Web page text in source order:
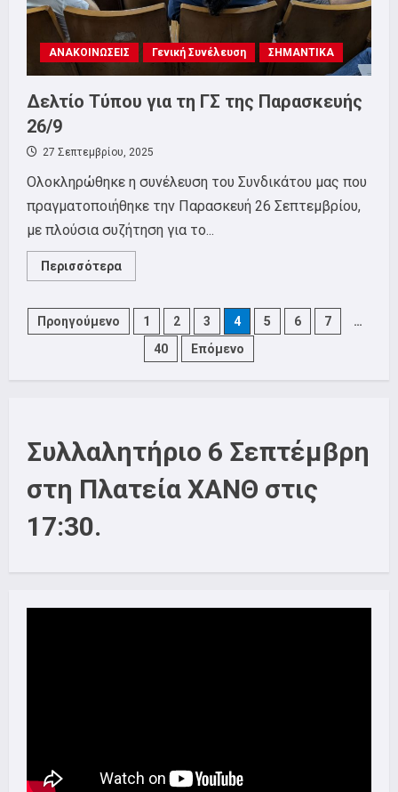
ΑΝΑΚΟΙΝΩΣΕΙΣ Γενική Συνέλευση ΣΗΜΑΝΤΙΚΑ
Δελτίο Τύπου για τη ΓΣ της Παρασκευής
26/9
27 Σεπτεμβρίου, 2025
Ολοκληρώθηκε η συνέλευση του Συνδικάτου μας που
πραγματοποιήθηκε την Παρασκευή 26 Σεπτεμβρίου,
με πλούσια συζήτηση για το...
Περισσότερα
more
Τύπου
Παρασκευής
Posts
Προηγούμενο 1 2 3 4 5 6 7
…
40
Επόμενο
Συλλαλητήριο 6 Σεπτέμβρη
στη Πλατεία ΧΑΝΘ στις
17:30.